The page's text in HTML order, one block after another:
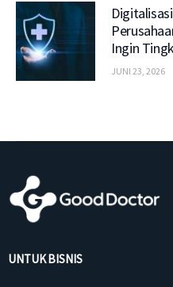
Ingin
JUNI 23, 2026
UNTUK BISNIS